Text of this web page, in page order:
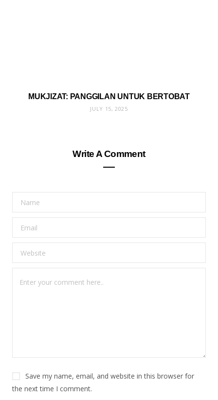
MUKJIZAT: PANGGILAN UNTUK BERTOBAT
JULY 15, 2025
Write A Comment
Save my name, email, and website in this browser for
the next time I comment.